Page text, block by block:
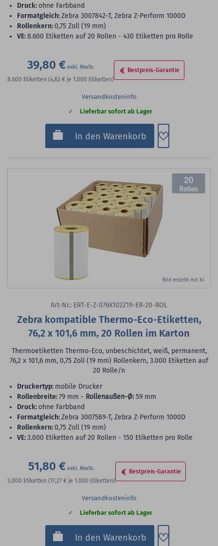
Druck: ohne Farbband
Formatgleich:Zebra 3007842-T, Zebra Z-Perform 1000D
Rollenkern:0,75 Zoll (19 mm)
VE:8.600 Etiketten auf 20 Rollen - 430 Etiketten pro Rolle
39,80 €
8.600 Etiketten (4,63 € je 1.000 Etiketten)
Bestpreis-Garantie
Versandkosteninfo
Lieferbar sofort ab Lager
In den Warenkorb Zum
20
Bild erstellt mit KI
Art-Nr.: ERT-E-Z-076X102Z19-ER-20-ROL
Zebra kompatible Thermo-Eco-Etiketten,
76,2 x 101,6 mm, 20 Rollen im Karton
Thermoetiketten Thermo-Eco, unbeschichtet, weiß, permanent,
76,2 x 101,6 mm, 0,75 Zoll (19 mm) Rollenkern, 3.000 Etiketten auf
20 Rolle/n
Druckertyp: mobile Drucker
Rollenbreite:79 mm - Rollenaußen-Ø: 59 mm
Druck: ohne Farbband
Formatgleich:Zebra 3007589-T, Zebra Z-Perform 1000D
Rollenkern:0,75 Zoll (19 mm)
VE:3.000 Etiketten auf 20 Rollen - 150 Etiketten pro Rolle
51,80 €
3.000 Etiketten (17,27 € je 1.000 Etiketten)
Bestpreis-Garantie
Versandkosteninfo
Lieferbar sofort ab Lager
In den Warenkorb Zum